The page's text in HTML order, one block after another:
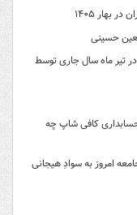
حسینی
ازدواج در تیر ماه سال جاری توسط
حسابداری کافی شاپ چه
امروز به سوادِ هیجانی